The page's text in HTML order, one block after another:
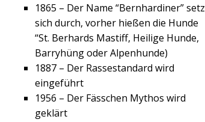
1865 – Der Name “Bernhardiner” setz
sich durch, vorher hießen die Hunde
“St. Berhards Mastiff, Heilige Hunde,
Barryhüng oder Alpenhunde)
1887 – Der Rassestandard wird
eingeführt
1956 – Der Fässchen Mythos wird
geklärt